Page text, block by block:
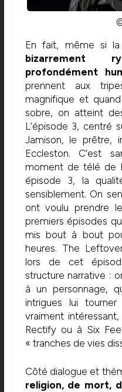
En fait, même si
bizarrement
profondément
prennent aux
magnifique et
sobre, on atteint
L’épisode 3, centré
Jamison, le prêtre,
Eccleston. C’est
moment de télé de
épisode 3, la
sensiblement. On
ont voulu prendre
premiers épisodes
mis bout à bout
heures. The
lors de cet
structure narrative :
à un personnage,
intrigues lui
vraiment
Rectify ou à Six
« tranches de vies
Côté dialogue et
religion, de mort,